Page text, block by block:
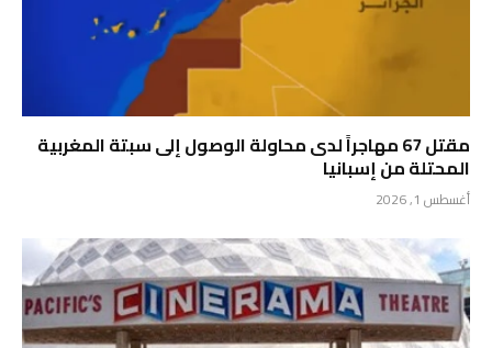
مقتل 67 مهاجراً لدى محاولة الوصول إلى سبتة المغربية
المحتلة من إسبانيا
أغسطس 1, 2026